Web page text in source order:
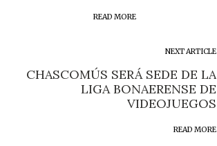
READ MORE
NEXT ARTICLE
CHASCOMÚS SERÁ SEDE DE LA
LIGA BONAERENSE DE
VIDEOJUEGOS
READ MORE